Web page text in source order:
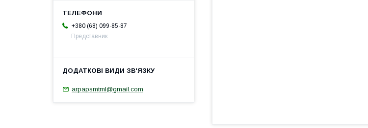
+380 (68) 099-85-87
Представник
arpapsmtml@gmail.com